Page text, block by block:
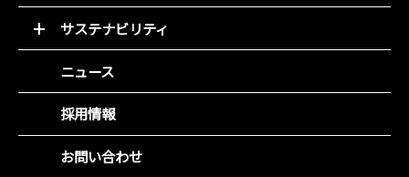
会社概要
組織図
役員紹介
沿革
事業所一覧
トップメッセージと決算解説
経営方針
IR資料室
財務ハイライト
IRカレンダー
株主総会
株主メモ
サステナビリティ
環境(E)
社会(S)
企業統治(G)
SDGsの取組み
ニュース
採用情報
お問い合わせ